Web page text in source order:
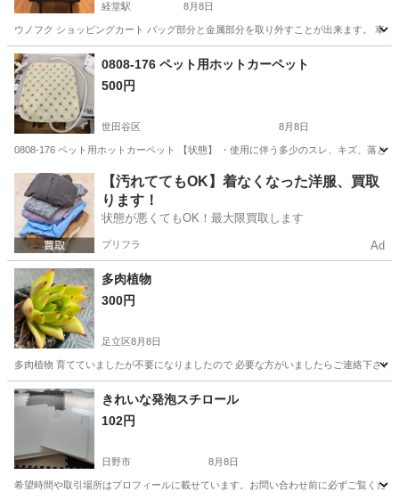
経堂駅 8月8日
ウノフク ショッピングカート バッグ部分と金属部分を取り外すことが出来ます。 車
東京 世田谷区 その他
0808-176 ペット用ホットカーペット
500円
世田谷区 8月8日
0808-176 ペット用ホットカーペット 【状態】 ・使用に伴う多少のスレ、キズ、落
東京 世田谷区 その他 現地
【汚れててもOK】着なくなった洋服、買取
ります！
状態が悪くてもOK！最大限買取します
プリフラ Ad
多肉植物
300円
足立区8月8日
多肉植物 育てていましたが不要になりましたので 必要な方がいましたらご連絡下さ
東京 足立区 その他
きれいな発泡スチロール
102円
日野市 8月8日
希望時間や取引場所はプロフィールに載せています。お問い合わせ前に必ずご覧くだ